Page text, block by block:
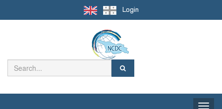
Login
Toggle